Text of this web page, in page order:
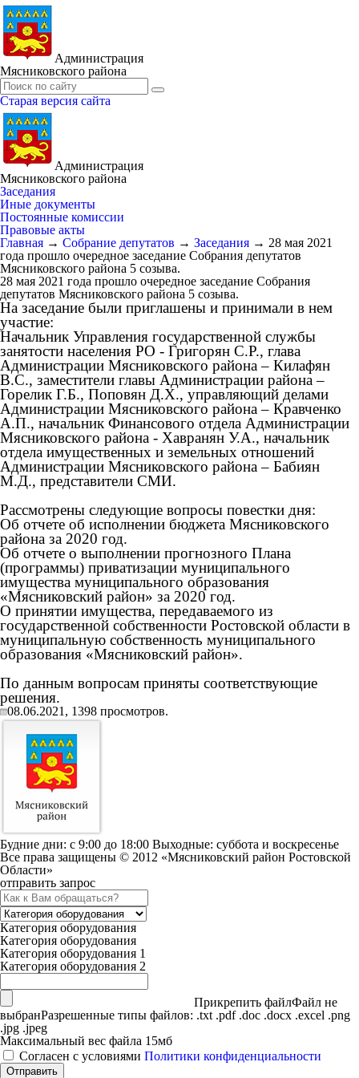
Администрация
Мясниковского района
Старая версия сайта
Администрация
Мясниковского района
Заседания
Иные документы
Постоянные комиссии
Правовые акты
Главная → Собрание депутатов → Заседания → 28 мая 2021
года прошло очередное заседание Собрания депутатов
Мясниковского района 5 созыва.
28 мая 2021 года прошло очередное заседание Собрания
депутатов Мясниковского района 5 созыва.
На заседание были приглашены и принимали в нем
участие:
Начальник Управления государственной службы
занятости населения РО - Григорян С.Р., глава
Администрации Мясниковского района – Килафян
В.С., заместители главы Администрации района –
Горелик Г.Б., Поповян Д.Х., управляющий делами
Администрации Мясниковского района – Кравченко
А.П., начальник Финансового отдела Администрации
Мясниковского района - Хавранян У.А., начальник
отдела имущественных и земельных отношений
Администрации Мясниковского района – Бабиян
М.Д., представители СМИ.
Рассмотрены следующие вопросы повестки дня:
Об отчете об исполнении бюджета Мясниковского
района за 2020 год.
Об отчете о выполнении прогнозного Плана
(программы) приватизации муниципального
имущества муниципального образования
«Мясниковский район» за 2020 год.
О принятии имущества, передаваемого из
государственной собственности Ростовской области в
муниципальную собственность муниципального
образования «Мясниковский район».
По данным вопросам приняты соответствующие
решения.
08.06.2021, 1398 просмотров.
Будние дни: c 9:00 до 18:00 Выходные: суббота и воскресенье
Все права защищены © 2012 «Мясниковский район Ростовской
Области»
отправить запрос
Категория оборудования
Категория оборудования
Категория оборудования 1
Категория оборудования 2
Прикрепить файлФайл не
выбранРазрешенные типы файлов: .txt .pdf .doc .docx .excel .png
.jpg .jpeg
Максимальный вес файла 15мб
Согласен с условиями Политики конфиденциальности